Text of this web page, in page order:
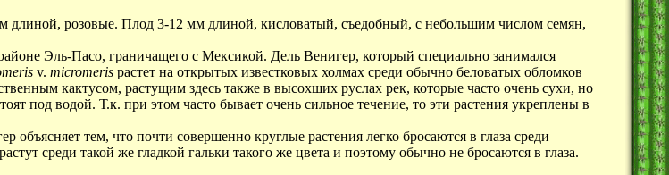
длиной, розовые. Плод 3-12 мм длиной, кисловатый, съедобный, с небольшим числом семян,
Эль-Пасо, граничащего с Мексикой. Дель Венигер, который специально занимался
v. micromeris растет на открытых известковых холмах среди обычно беловатых обломков
кактусом, растущим здесь также в высохших руслах рек, которые часто очень сухи, но
под водой. Т.к. при этом часто бывает очень сильное течение, то эти растения укреплены в
объясняет тем, что почти совершенно круглые растения легко бросаются в глаза среди
среди такой же гладкой гальки такого же цвета и поэтому обычно не бросаются в глаза.